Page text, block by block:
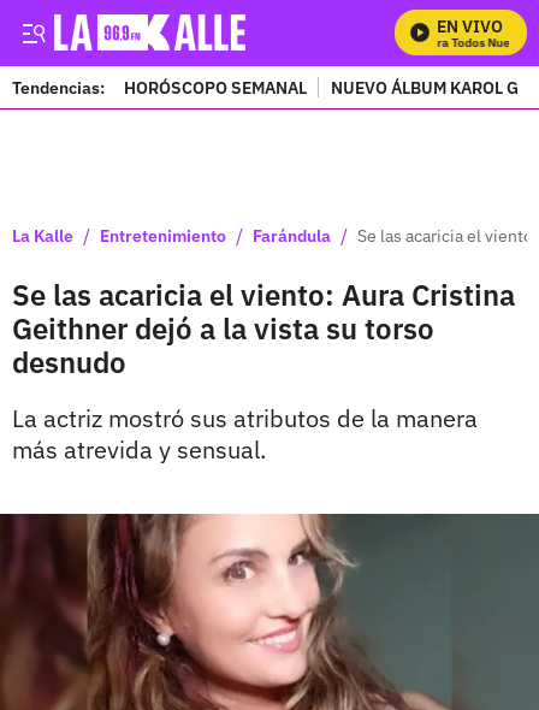
EN VIVO
Mira Todos Nuestros
Tendencias: HORÓSCOPO SEMANAL NUEVO ÁLBUM KAROL G
La Kalle / Entretenimiento / Farándula / Se las acaricia el
Se las acaricia el viento: Aura Cristina
Geithner dejó a la vista su torso
desnudo
La actriz mostró sus atributos de la manera
más atrevida y sensual.